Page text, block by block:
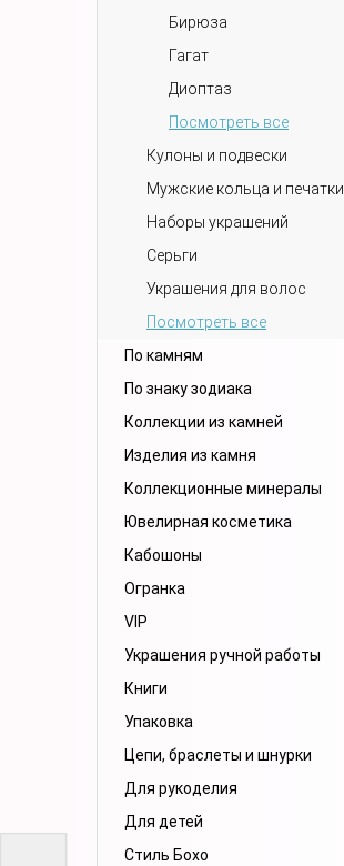
Бирюза
Гагат
Диоптаз
Посмотреть все
Кулоны и подвески
Мужские кольца и печатки
Наборы украшений
Серьги
Украшения для волос
Посмотреть все
По камням
По знаку зодиака
Коллекции из камней
Изделия из камня
Коллекционные минералы
Ювелирная косметика
Кабошоны
Огранка
VIP
Украшения ручной работы
Книги
Упаковка
Цепи, браслеты и шнурки
Для рукоделия
Для детей
Стиль Бохо